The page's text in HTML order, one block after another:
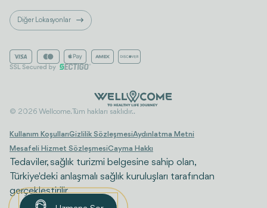
Diğer Lokasyonlar
© 2026 Wellcome. Tüm hakları saklıdır..
Kullanım KoşullarıGizlilik SözleşmesiAydınlatma Metni
Mesafeli Hizmet SözleşmesiCayma Hakkı
Tedaviler, sağlık turizmi belgesine sahip olan,
Türkiye'deki anlaşmalı sağlık kuruluşları tarafından
gerçekleştirilir.